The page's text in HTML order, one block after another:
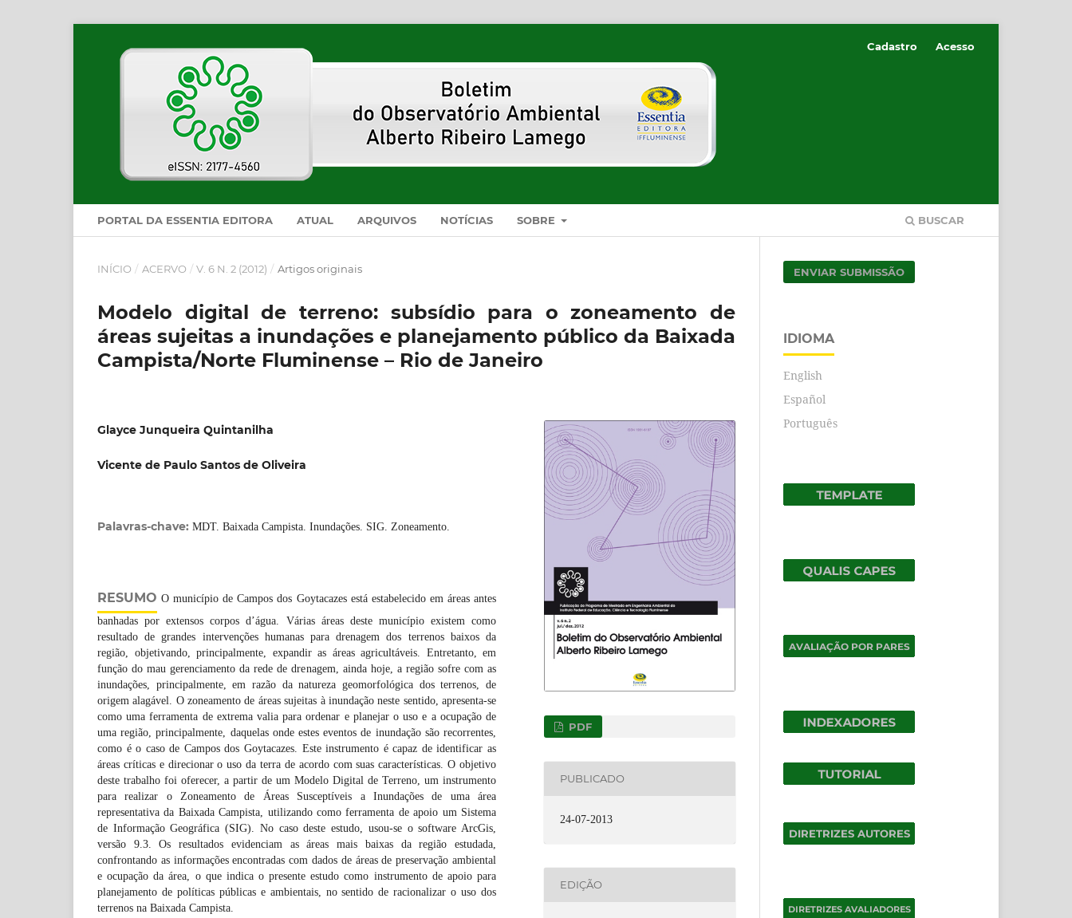
PORTAL DA ESSENTIA EDITORA ATUAL ARQUIVOS NOTÍCIAS SOBRE BUSCAR
Cadastro Acesso
INÍCIO / ACERVO / V. 6 N. 2 (2012) / Artigos originais
Modelo digital de terreno: subsídio para o zoneamento de
áreas sujeitas a inundações e planejamento público da Baixada
Campista/Norte Fluminense – Rio de Janeiro
Glayce Junqueira Quintanilha
Vicente de Paulo Santos de Oliveira
Palavras-chave: MDT. Baixada Campista. Inundações. SIG. Zoneamento.
RESUMO O município de Campos dos Goytacazes está estabelecido em áreas antes
banhadas por extensos corpos d’água. Várias áreas deste município existem como
resultado de grandes intervenções humanas para drenagem dos terrenos baixos da
região, objetivando, principalmente, expandir as áreas agricultáveis. Entretanto, em
função do mau gerenciamento da rede de drenagem, ainda hoje, a região sofre com as
inundações, principalmente, em razão da natureza geomorfológica dos terrenos, de
origem alagável. O zoneamento de áreas sujeitas à inundação neste sentido, apresenta-se
como uma ferramenta de extrema valia para ordenar e planejar o uso e a ocupação de
uma região, principalmente, daquelas onde estes eventos de inundação são recorrentes,
como é o caso de Campos dos Goytacazes. Este instrumento é capaz de identificar as
áreas críticas e direcionar o uso da terra de acordo com suas características. O objetivo
deste trabalho foi oferecer, a partir de um Modelo Digital de Terreno, um instrumento
para realizar o Zoneamento de Áreas Susceptíveis a Inundações de uma área
representativa da Baixada Campista, utilizando como ferramenta de apoio um Sistema
de Informação Geográfica (SIG). No caso deste estudo, usou-se o software ArcGis,
versão 9.3. Os resultados evidenciam as áreas mais baixas da região estudada,
confrontando as informações encontradas com dados de áreas de preservação ambiental
e ocupação da área, o que indica o presente estudo como instrumento de apoio para
planejamento de políticas públicas e ambientais, no sentido de racionalizar o uso dos
terrenos na Baixada Campista.
PDF
PUBLICADO
24-07-2013
EDIÇÃO
ENVIAR SUBMISSÃO
IDIOMA
English
Español
Português